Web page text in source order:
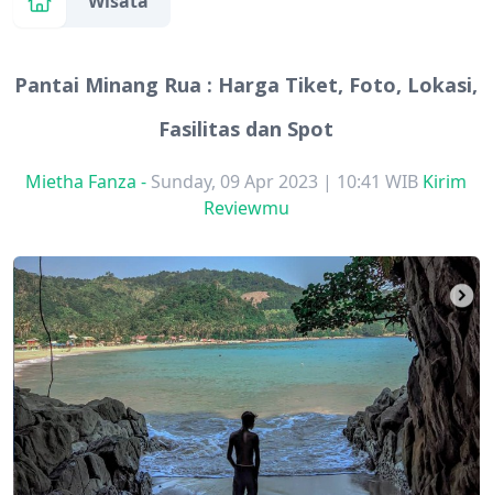
Pantai Minang Rua : Harga Tiket, Foto, Lokasi,
Fasilitas dan Spot
Mietha Fanza - Sunday, 09 Apr 2023 | 10:41 WIB Kirim
Reviewmu